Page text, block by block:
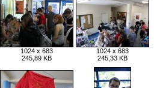
1024 x 683
245,89 KB
1024 x 683
245,33 KB